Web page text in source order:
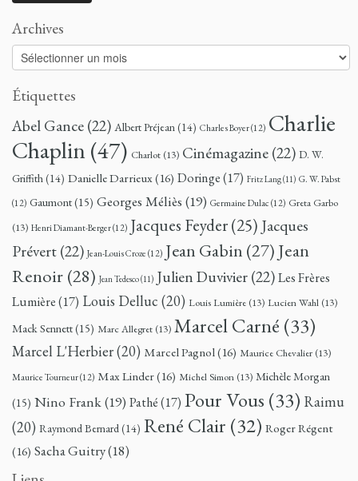
Archives
Archives
Étiquettes
Abel Gance(22) Albert Préjean(14) Charles Boyer(12) Charlie
Chaplin(47) Charlot (13) Cinémagazine(22) D. W.
Griffith(14) Danielle Darrieux(16) Doringe(17) Fritz Lang(11) G. W. Pabst
(12) Gaumont(15) Georges Méliès (19) Germaine Dulac (12) Greta Garbo
(13) Henri Diamant-Berger(12) Jacques Feyder(25) Jacques
Prévert(22) Jean-Louis Croze (12) Jean Gabin (27) Jean
Renoir (28) Jean Tedesco(11) Julien Duvivier(22)Les Frères
Lumière(17) Louis Delluc (20) Louis Lumière (13) Lucien Wahl (13)
Mack Sennett(15) Marc Allegret (13) Marcel Carné (33)
Marcel L'Herbier(20) Marcel Pagnol(16) Maurice Chevalier (13)
Maurice Tourneur(12) Max Linder(16) Michel Simon (13) Michèle Morgan
(15) Nino Frank(19) Pathé(17) Pour Vous (33) Raimu
(20) Raymond Bernard(14) René Clair (32) Roger Régent
(16) Sacha Guitry(18)